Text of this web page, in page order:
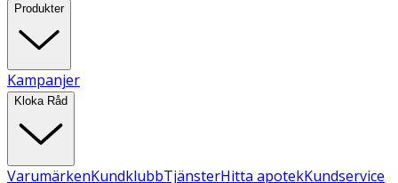
Produkter
Kampanjer
Kloka Råd
VarumärkenKundklubbTjänsterHitta apotekKundservice